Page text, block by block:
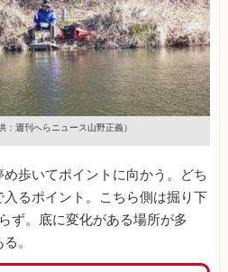
：週刊へらニュース山野正義）
歩いてポイントに向かう。どち
るポイント。こちら側は掘り下
ず。底に変化がある場所が多
。